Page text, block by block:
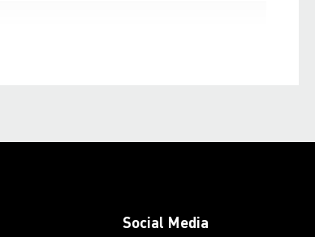
Social Media